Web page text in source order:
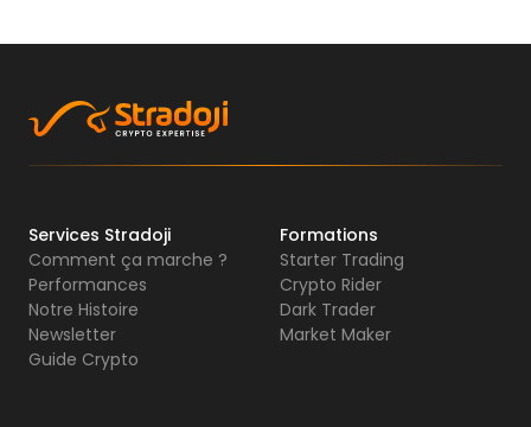
Services Stradoji
Comment ça marche ?
Performances
Notre Histoire
Newsletter
Guide Crypto
Formations
Starter Trading
Crypto Rider
Dark Trader
Market Maker